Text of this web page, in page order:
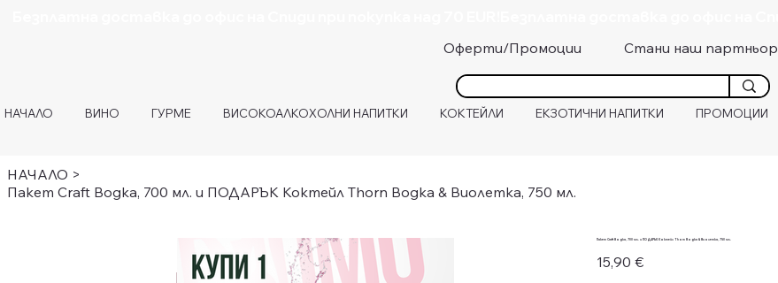
Оферти/Промоции Стани наш партньор
НАЧАЛО ВИНО ГУРМЕ ВИСОКОАЛКОХОЛНИ НАПИТКИ КОКТЕЙЛИ ЕКЗОТИЧНИ НАПИТКИ ПРОМОЦИИ
НАЧАЛО >
Пакет Craft Водка, 700 мл. и ПОДАРЪК Коктейл Thorn Водка & Виолетка, 750 мл.
Пакет Craft Водка, 700 мл. и ПОДАРЪК Коктейл Thorn Водка & Виолетка, 750 мл.
Цена
15,90 €